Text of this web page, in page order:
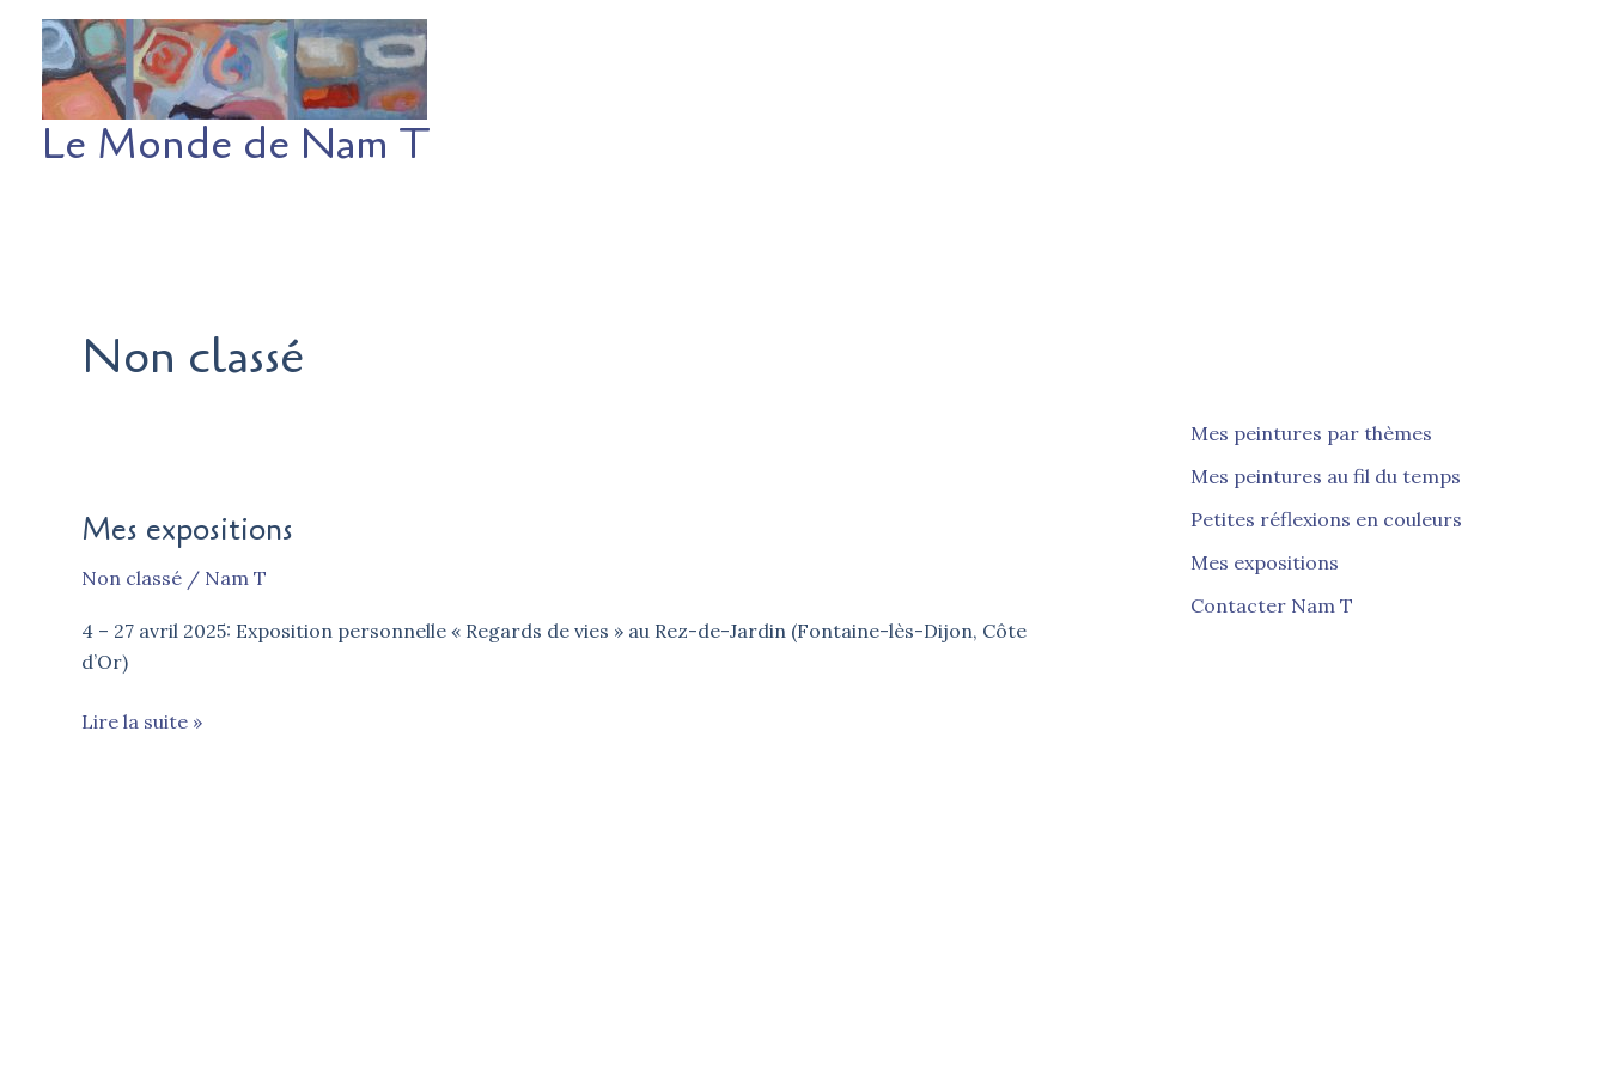
contenu
Le Monde de Nam T
Non classé
Mes expositions
Non classé / Nam T
4 – 27 avril 2025: Exposition personnelle « Regards de vies » au Rez-de-Jardin (Fontaine-lès-Dijon, Côte
d’Or)
Mes
Lire la suite »
Mes peintures par thèmes
Mes peintures au fil du temps
Petites réflexions en couleurs
Mes expositions
Contacter Nam T